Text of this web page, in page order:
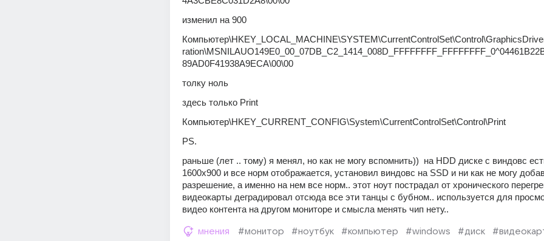
изменил на 900
89AD0F41938A9ECA\00\00
толку ноль
здесь только Print
Компьютер\HKEY_CURRENT_CONFIG\System\CurrentControlSet\Control\Print
PS.
раньше (лет .. тому) я менял, но как не могу вспомнить))  на HDD диске с виндовс
1600х900 и все норм отображается, установил виндовс на SSD и ни как не могу
разрешение, а именно на нем все норм.. этот ноут пострадал от хронического
видеокарты деградировал отсюда все эти танцы с бубном.. используется для
видео контента на другом мониторе и смысла менять чип нету..
мнения #монитор #ноутбук #компьютер #windows #диск